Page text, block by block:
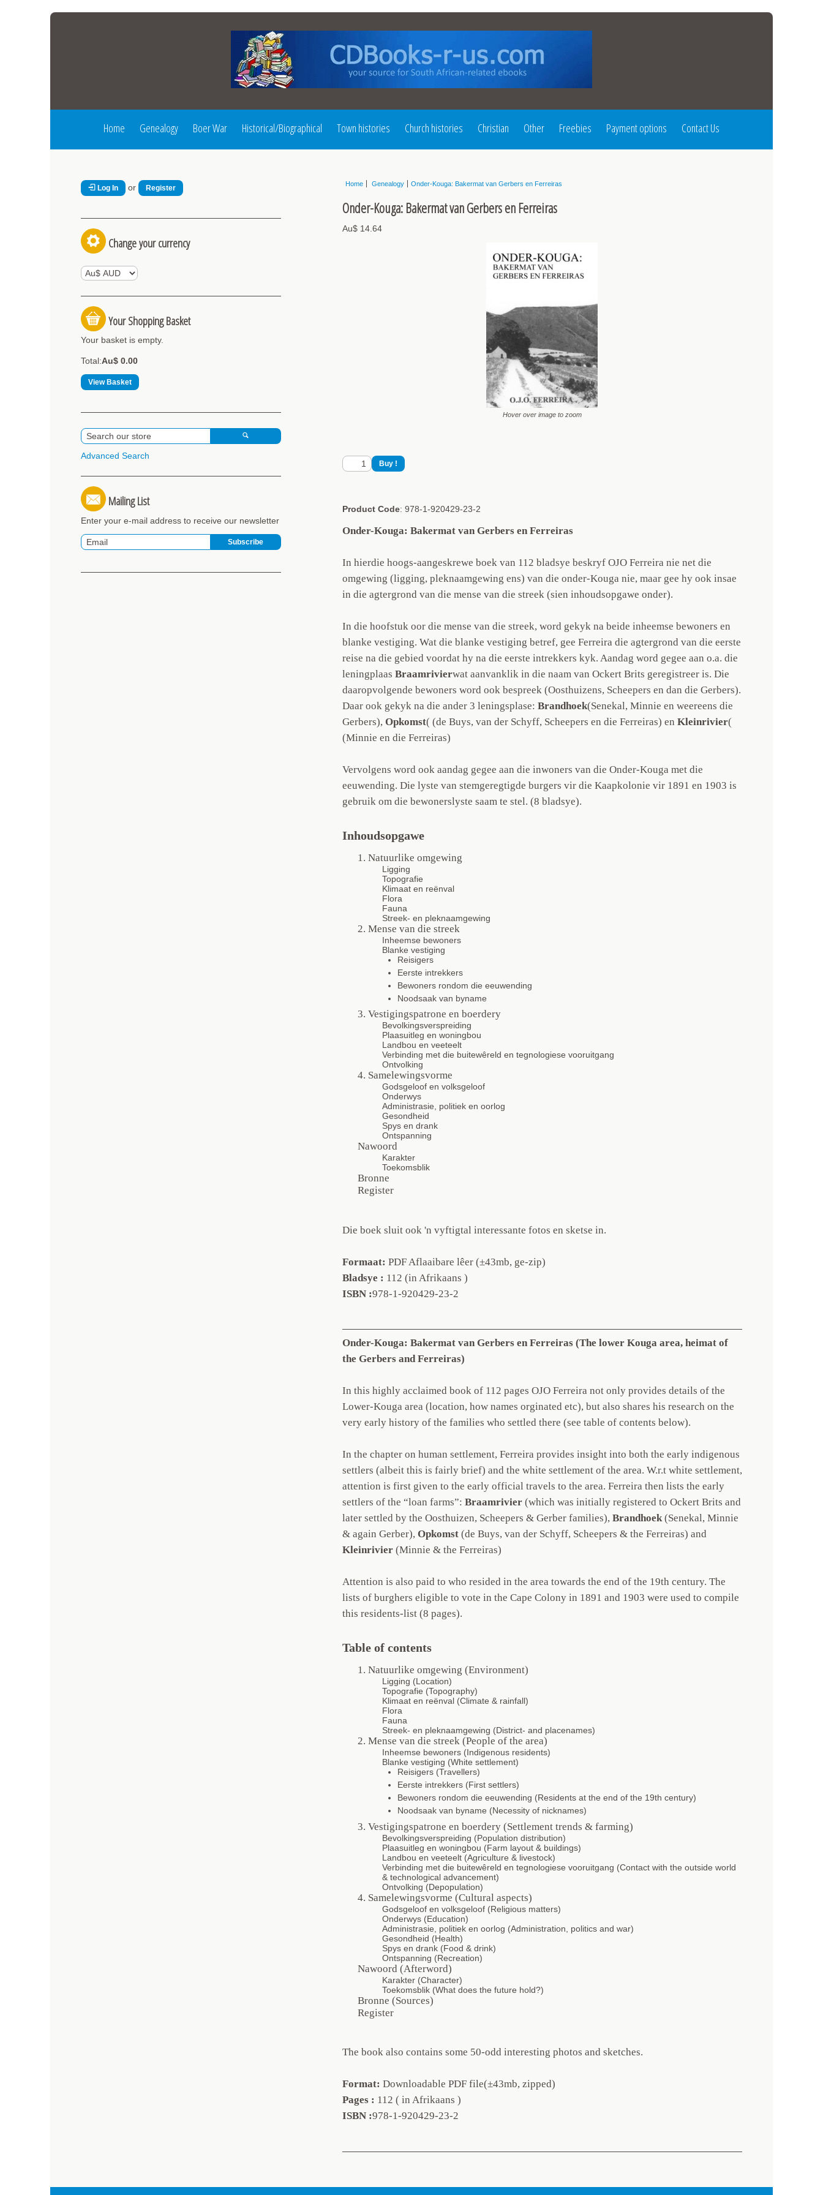
Home Genealogy Boer War Historical/Biographical Town histories Church histories Christian Other Freebies Payment options Contact Us
Log In or Register
Change your currency
Your Shopping Basket
Your basket is empty.
Total:Au$ 0.00
View Basket
Advanced Search
Mailing List
Enter your e-mail address to receive our newsletter
Home Genealogy Onder-Kouga: Bakermat van Gerbers en Ferreiras
Onder-Kouga: Bakermat van Gerbers en Ferreiras
Au$ 14.64
Hover over image to zoom
Product Code: 978-1-920429-23-2
Onder-Kouga: Bakermat van Gerbers en Ferreiras
In hierdie hoogs-aangeskrewe boek van 112 bladsye beskryf OJO Ferreira nie net die
omgewing (ligging, pleknaamgewing ens) van die onder-Kouga nie, maar gee hy ook insae
in die agtergrond van die mense van die streek (sien inhoudsopgawe onder).
In die hoofstuk oor die mense van die streek, word gekyk na beide inheemse bewoners en
blanke vestiging. Wat die blanke vestiging betref, gee Ferreira die agtergrond van die eerste
reise na die gebied voordat hy na die eerste intrekkers kyk. Aandag word gegee aan o.a. die
leningplaas Braamrivierwat aanvanklik in die naam van Ockert Brits geregistreer is. Die
daaropvolgende bewoners word ook bespreek (Oosthuizens, Scheepers en dan die Gerbers).
Daar ook gekyk na die ander 3 leningsplase: Brandhoek(Senekal, Minnie en weereens die
Gerbers), Opkomst( (de Buys, van der Schyff, Scheepers en die Ferreiras) en Kleinrivier(
(Minnie en die Ferreiras)
Vervolgens word ook aandag gegee aan die inwoners van die Onder-Kouga met die
eeuwending. Die lyste van stemgeregtigde burgers vir die Kaapkolonie vir 1891 en 1903 is
gebruik om die bewonerslyste saam te stel. (8 bladsye).
Inhoudsopgawe
1. Natuurlike omgewing
Ligging
Topografie
Klimaat en reënval
Flora
Fauna
Streek- en pleknaamgewing
2. Mense van die streek
Inheemse bewoners
Blanke vestiging
Reisigers
Eerste intrekkers
Bewoners rondom die eeuwending
Noodsaak van byname
3. Vestigingspatrone en boerdery
Bevolkingsverspreiding
Plaasuitleg en woningbou
Landbou en veeteelt
Verbinding met die buitewêreld en tegnologiese vooruitgang
Ontvolking
4. Samelewingsvorme
Godsgeloof en volksgeloof
Onderwys
Administrasie, politiek en oorlog
Gesondheid
Spys en drank
Ontspanning
Nawoord
Karakter
Toekomsblik
Bronne
Register
Die boek sluit ook 'n vyftigtal interessante fotos en sketse in.
Formaat: PDF Aflaaibare lêer (±43mb, ge-zip)
Bladsye : 112 (in Afrikaans )
ISBN :978-1-920429-23-2
Onder-Kouga: Bakermat van Gerbers en Ferreiras (The lower Kouga area, heimat of
the Gerbers and Ferreiras)
In this highly acclaimed book of 112 pages OJO Ferreira not only provides details of the
Lower-Kouga area (location, how names orginated etc), but also shares his research on the
very early history of the families who settled there (see table of contents below).
In the chapter on human settlement, Ferreira provides insight into both the early indigenous
settlers (albeit this is fairly brief) and the white settlement of the area. W.r.t white settlement,
attention is first given to the early official travels to the area. Ferreira then lists the early
settlers of the “loan farms”: Braamrivier(which was initially registered to Ockert Brits and
later settled by the Oosthuizen, Scheepers & Gerber families), Brandhoek(Senekal, Minnie
& again Gerber), Opkomst(de Buys, van der Schyff, Scheepers & the Ferreiras) and
Kleinrivier(Minnie & the Ferreiras)
Attention is also paid to who resided in the area towards the end of the 19th century. The
lists of burghers eligible to vote in the Cape Colony in 1891 and 1903 were used to compile
this residents-list (8 pages).
Table of contents
1. Natuurlike omgewing (Environment)
Ligging (Location)
Topografie (Topography)
Klimaat en reënval (Climate & rainfall)
Flora
Fauna
Streek- en pleknaamgewing (District- and placenames)
2. Mense van die streek (People of the area)
Inheemse bewoners (Indigenous residents)
Blanke vestiging (White settlement)
Reisigers (Travellers)
Eerste intrekkers (First settlers)
Bewoners rondom die eeuwending (Residents at the end of the 19th century)
Noodsaak van byname (Necessity of nicknames)
3. Vestigingspatrone en boerdery (Settlement trends & farming)
Bevolkingsverspreiding (Population distribution)
Plaasuitleg en woningbou (Farm layout & buildings)
Landbou en veeteelt (Agriculture & livestock)
Verbinding met die buitewêreld en tegnologiese vooruitgang (Contact with the outside world
& technological advancement)
Ontvolking (Depopulation)
4. Samelewingsvorme (Cultural aspects)
Godsgeloof en volksgeloof (Religious matters)
Onderwys (Education)
Administrasie, politiek en oorlog (Administration, politics and war)
Gesondheid (Health)
Spys en drank (Food & drink)
Ontspanning (Recreation)
Nawoord (Afterword)
Karakter (Character)
Toekomsblik (What does the future hold?)
Bronne (Sources)
Register
The book also contains some 50-odd interesting photos and sketches.
Format: Downloadable PDF file(±43mb, zipped)
Pages : 112 ( in Afrikaans )
ISBN :978-1-920429-23-2